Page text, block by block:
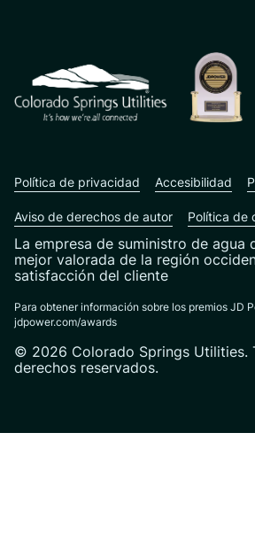
La empresa de suministro de agua
mejor valorada de la región
satisfacción del cliente
Para obtener información sobre los premios JD
jdpower.com/awards
© 2026 Colorado Springs Utilities.
derechos reservados.
Política de privacidad Accesibilidad
Aviso de derechos de autor Política de